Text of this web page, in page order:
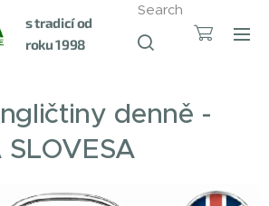
s tradicí od
roku 1998
Search
denně -
SLOVESA